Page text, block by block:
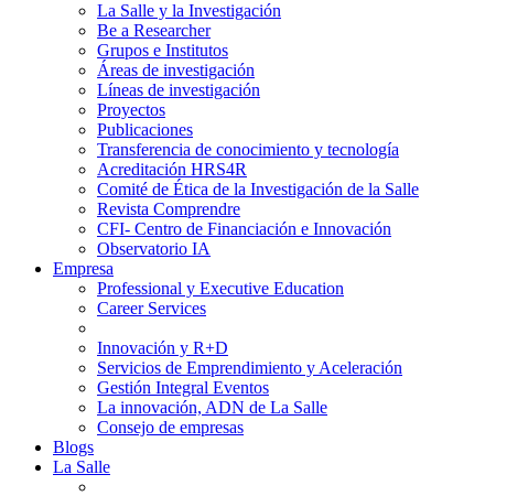
La Salle y la Investigación
Be a Researcher
Grupos e Institutos
Áreas de investigación
Líneas de investigación
Proyectos
Publicaciones
Transferencia de conocimiento y tecnología
Acreditación HRS4R
Comité de Ética de la Investigación de la Salle
Revista Comprendre
CFI- Centro de Financiación e Innovación
Observatorio IA
Empresa
Professional y Executive Education
Career Services
Innovación y R+D
Servicios de Emprendimiento y Aceleración
Gestión Integral Eventos
La innovación, ADN de La Salle
Consejo de empresas
Blogs
La Salle